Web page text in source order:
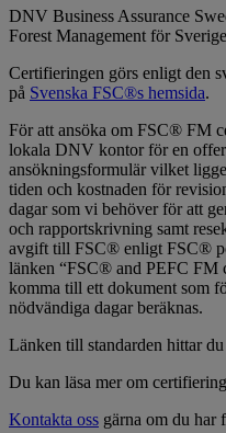
DNV Business Assurance
Forest Management för
Certifieringen görs enligt den
på Svenska FSC®s hemsida.
För att ansöka om FSC® FM
lokala DNV kontor för en
ansökningsformulär vilket
tiden och kostnaden för
dagar som vi behöver för att
och rapportskrivning samt
avgift till FSC® enligt FSC®
länken “FSC® and PEFC FM
komma till ett dokument som
nödvändiga dagar beräknas.
Länken till standarden hittar du
Du kan läsa mer om
Kontakta oss gärna om du har